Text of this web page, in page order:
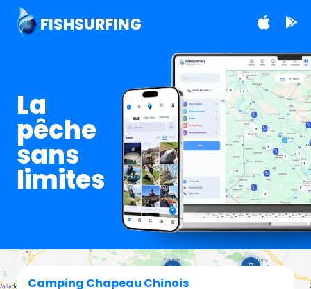
FISHSURFING
La
pêche
sans
limites
Camping Chapeau Chinois